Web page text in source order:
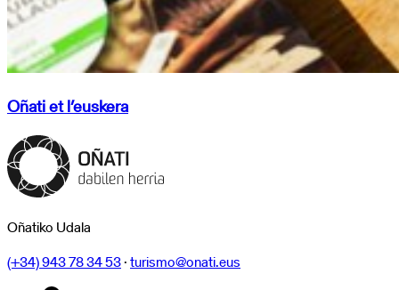
Oñati et l’euskera
Oñatiko Udala
(+34) 943 78 34 53·turismo@onati.eus